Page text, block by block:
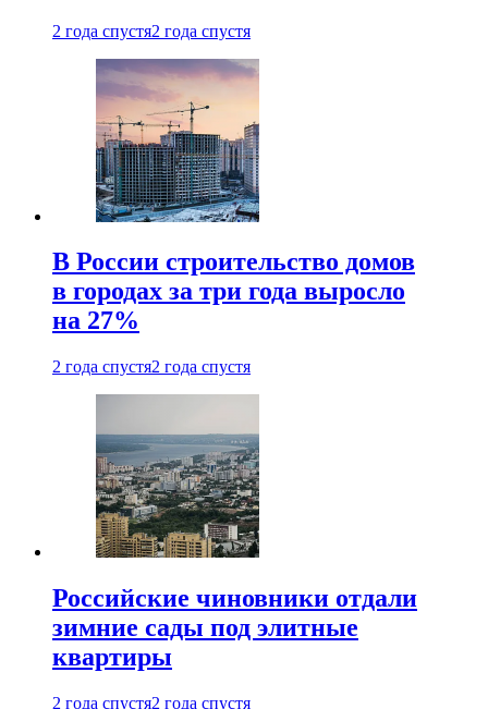
2 года спустя2 года спустя
В России строительство домов
в городах за три года выросло
на 27%
2 года спустя2 года спустя
Российские чиновники отдали
зимние сады под элитные
квартиры
2 года спустя2 года спустя